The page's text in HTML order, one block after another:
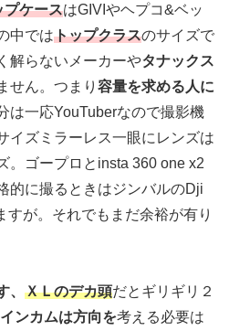
プケースはGIVIやヘプコ&ベッ
中ではトップクラスのサイズで
解らないメーカーやタナックス
せん。つまり 容量を求める人に
は一応YouTuberなので撮影機
イズミラーレス一眼にレンズは
。ゴープロとinsta 360 one x2
的に撮るときはジンバルのDji
すが。それでもまだ余裕が有り
、 ＸＬのデカ頭だとギリギリ２
インカムは方向を考える必要は